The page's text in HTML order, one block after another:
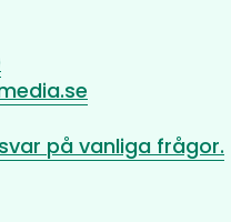
på vanliga frågor.